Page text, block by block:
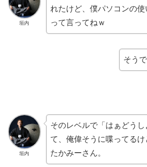
垣内
れたけど、僕パソコンの
って言ってねｗ
そう
垣内
そのレベルで「はぁどう
て、俺偉そうに喋ってる
たかみーさん。